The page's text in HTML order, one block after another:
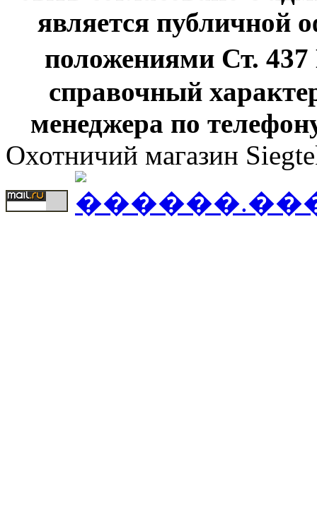
является публичной
положениями Ст.
справочный
менеджера по
Охотничий магазин